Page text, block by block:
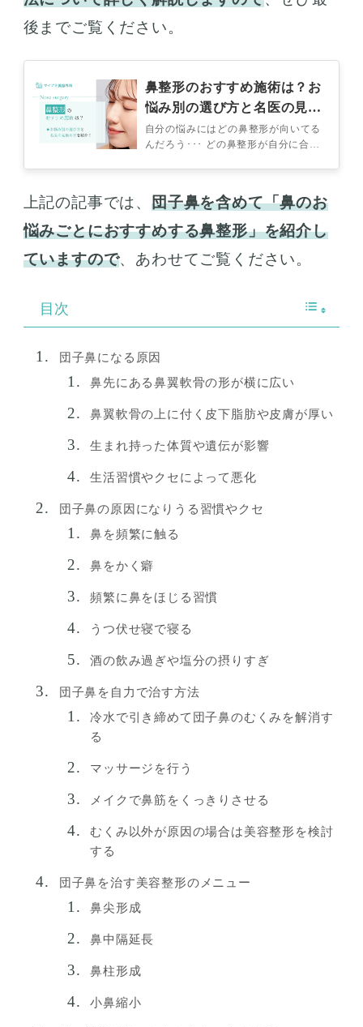
後までご覧ください。
鼻整形のおすすめ施術は？お
悩み別の選び方と名医の見極
め方を紹介！
自分の悩みにはどの鼻整形が向いてる
んだろう･･･ どの鼻整形が自分に合っ
上記の記事では、団子鼻を含めて「鼻のお
悩みごとにおすすめする鼻整形」を紹介し
ていますので、あわせてご覧ください。
目次
団子鼻になる原因
鼻先にある鼻翼軟骨の形が横に広い
鼻翼軟骨の上に付く皮下脂肪や皮膚が厚い
生まれ持った体質や遺伝が影響
生活習慣やクセによって悪化
団子鼻の原因になりうる習慣やクセ
鼻を頻繁に触る
鼻をかく癖
頻繁に鼻をほじる習慣
うつ伏せ寝で寝る
酒の飲み過ぎや塩分の摂りすぎ
団子鼻を自力で治す方法
冷水で引き締めて団子鼻のむくみを解消す
る
マッサージを行う
メイクで鼻筋をくっきりさせる
むくみ以外が原因の場合は美容整形を検討
する
団子鼻を治す美容整形のメニュー
鼻尖形成
鼻中隔延長
鼻柱形成
小鼻縮小